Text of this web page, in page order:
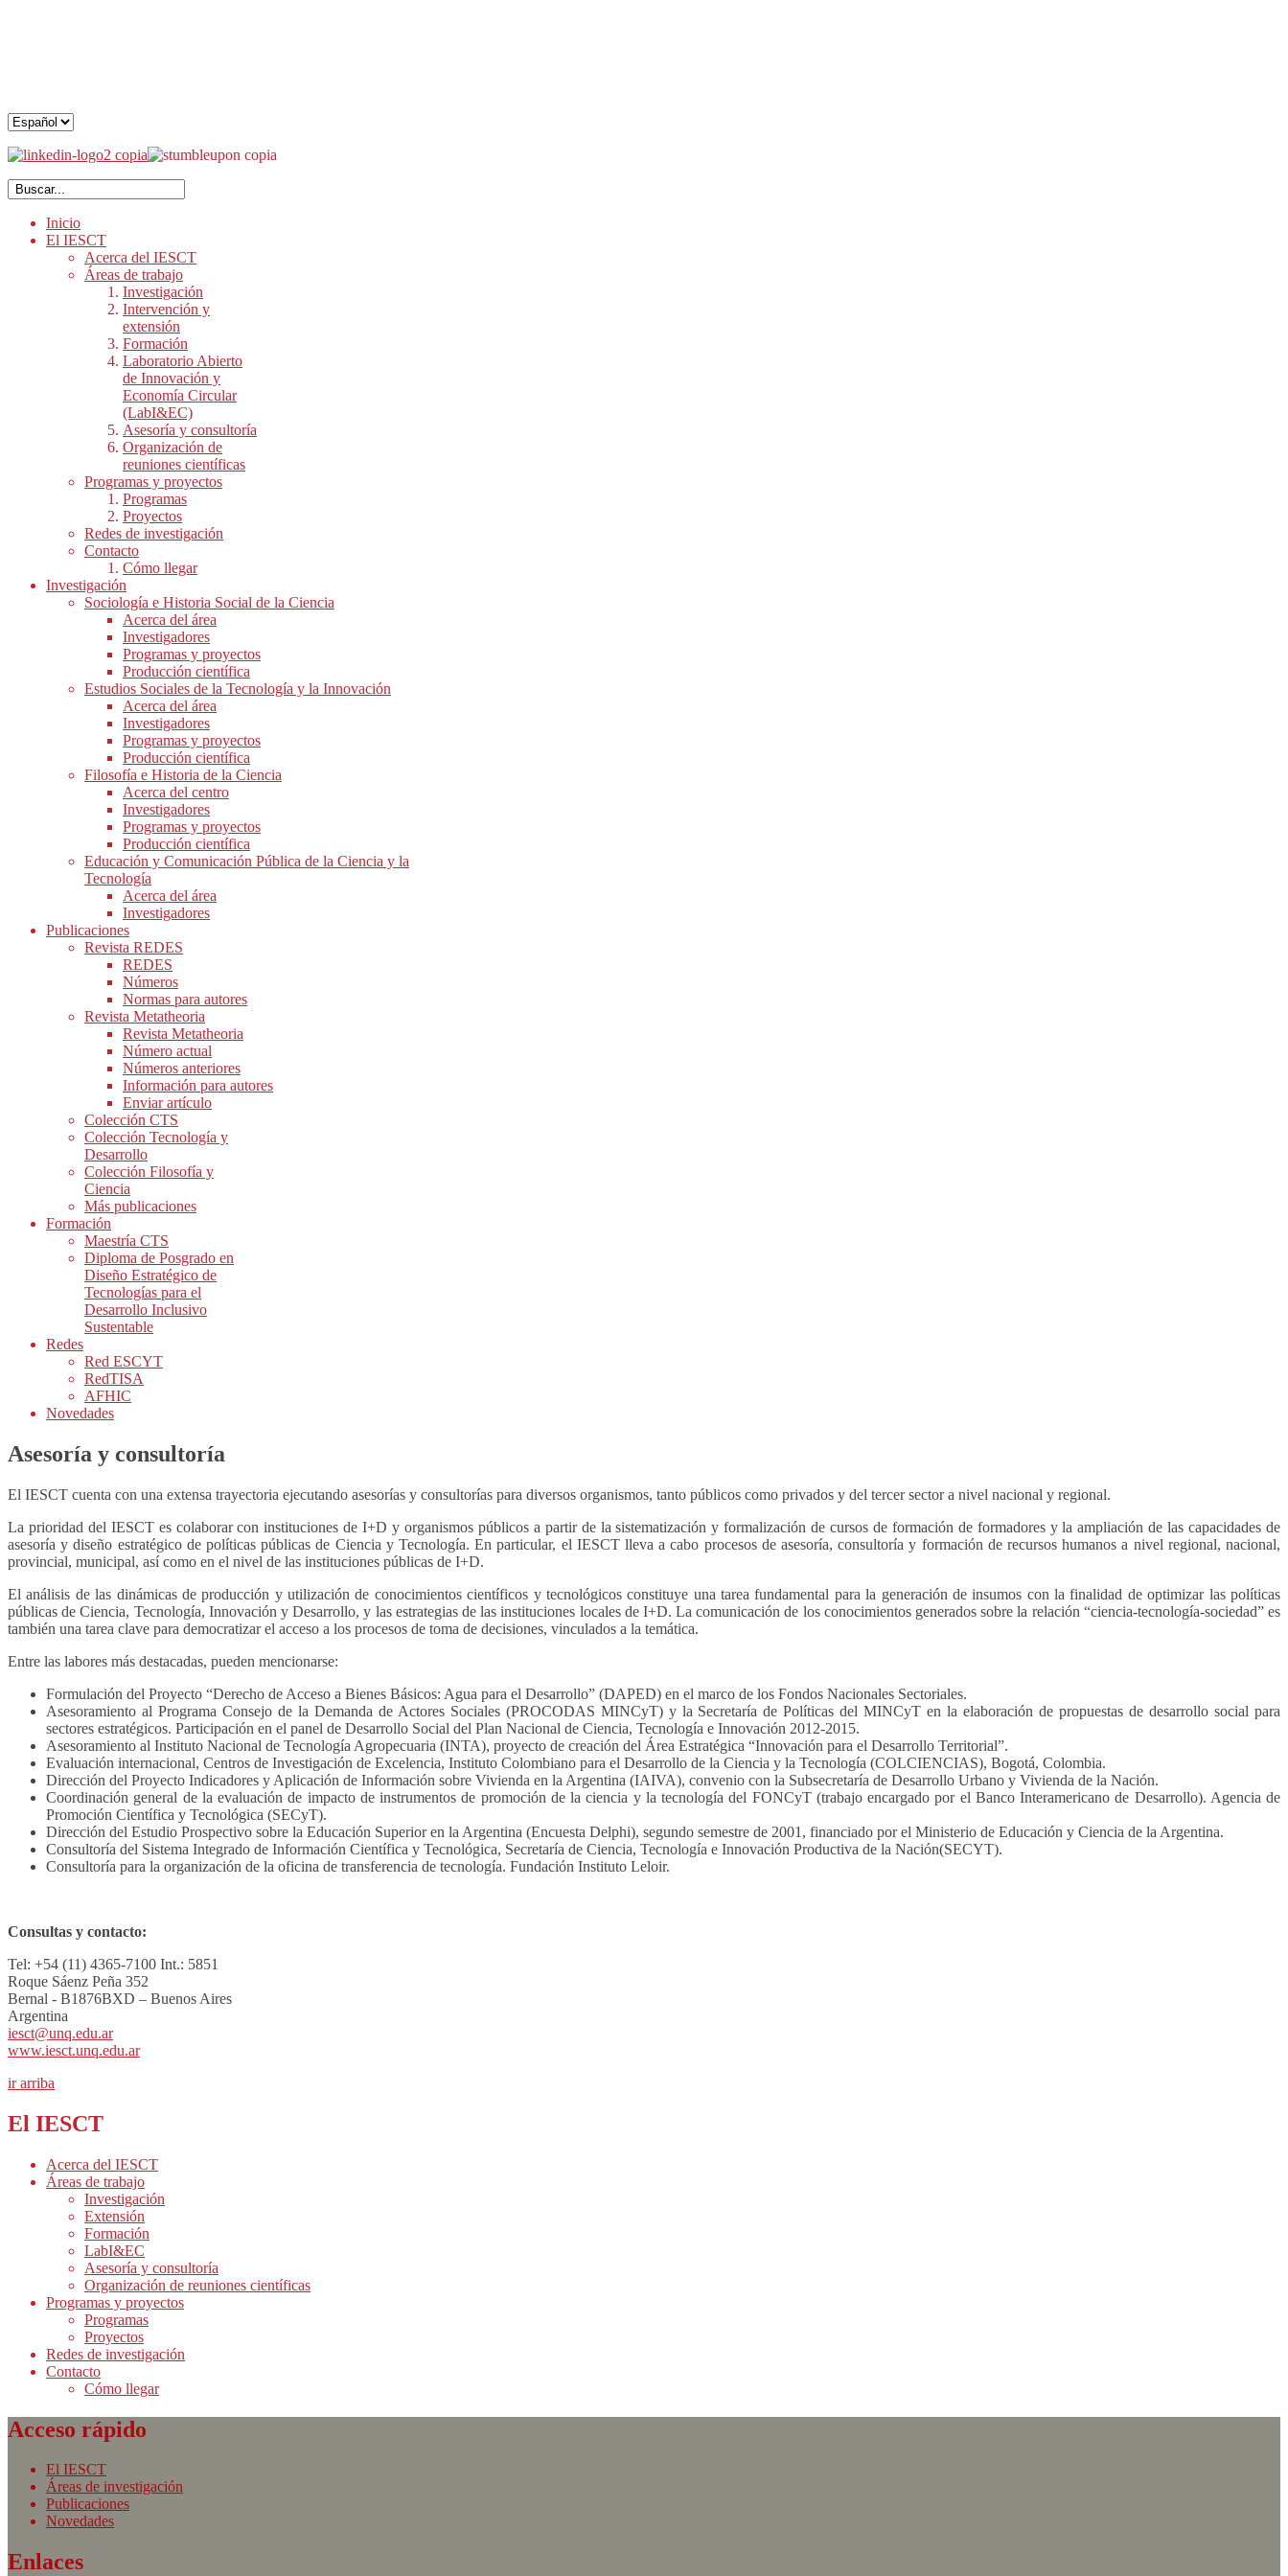
Inicio
El IESCT
Acerca del IESCT
Áreas de trabajo
Investigación
Intervención y
extensión
Formación
Laboratorio Abierto
de Innovación y
Economía Circular
(LabI&EC)
Asesoría y consultoría
Organización de
reuniones científicas
Programas y proyectos
Programas
Proyectos
Redes de investigación
Contacto
Cómo llegar
Investigación
Sociología e Historia Social de la Ciencia
Acerca del área
Investigadores
Programas y proyectos
Producción científica
Estudios Sociales de la Tecnología y la Innovación
Acerca del área
Investigadores
Programas y proyectos
Producción científica
Filosofía e Historia de la Ciencia
Acerca del centro
Investigadores
Programas y proyectos
Producción científica
Educación y Comunicación Pública de la Ciencia y la
Tecnología
Acerca del área
Investigadores
Publicaciones
Revista REDES
REDES
Números
Normas para autores
Revista Metatheoria
Revista Metatheoria
Número actual
Números anteriores
Información para autores
Enviar artículo
Colección CTS
Colección Tecnología y
Desarrollo
Colección Filosofía y
Ciencia
Más publicaciones
Formación
Maestría CTS
Diploma de Posgrado en
Diseño Estratégico de
Tecnologías para el
Desarrollo Inclusivo
Sustentable
Redes
Red ESCYT
RedTISA
AFHIC
Novedades
Asesoría y consultoría
El IESCT cuenta con una extensa trayectoria ejecutando asesorías y consultorías para diversos organismos, tanto públicos como privados y del tercer sector a nivel nacional y regional.
La prioridad del IESCT es colaborar con instituciones de I+D y organismos públicos a partir de la sistematización y formalización de cursos de formación de formadores y la ampliación de las capacidades de
asesoría y diseño estratégico de políticas públicas de Ciencia y Tecnología. En particular, el IESCT lleva a cabo procesos de asesoría, consultoría y formación de recursos humanos a nivel regional, nacional,
provincial, municipal, así como en el nivel de las instituciones públicas de I+D.
El análisis de las dinámicas de producción y utilización de conocimientos científicos y tecnológicos constituye una tarea fundamental para la generación de insumos con la finalidad de optimizar las políticas
públicas de Ciencia, Tecnología, Innovación y Desarrollo, y las estrategias de las instituciones locales de I+D. La comunicación de los conocimientos generados sobre la relación “ciencia-tecnología-sociedad” es
también una tarea clave para democratizar el acceso a los procesos de toma de decisiones, vinculados a la temática.
Entre las labores más destacadas, pueden mencionarse:
Formulación del Proyecto “Derecho de Acceso a Bienes Básicos: Agua para el Desarrollo” (DAPED) en el marco de los Fondos Nacionales Sectoriales.
Asesoramiento al Programa Consejo de la Demanda de Actores Sociales (PROCODAS MINCyT) y la Secretaría de Políticas del MINCyT en la elaboración de propuestas de desarrollo social para
sectores estratégicos. Participación en el panel de Desarrollo Social del Plan Nacional de Ciencia, Tecnología e Innovación 2012-2015.
Asesoramiento al Instituto Nacional de Tecnología Agropecuaria (INTA), proyecto de creación del Área Estratégica “Innovación para el Desarrollo Territorial”.
Evaluación internacional, Centros de Investigación de Excelencia, Instituto Colombiano para el Desarrollo de la Ciencia y la Tecnología (COLCIENCIAS), Bogotá, Colombia.
Dirección del Proyecto Indicadores y Aplicación de Información sobre Vivienda en la Argentina (IAIVA), convenio con la Subsecretaría de Desarrollo Urbano y Vivienda de la Nación.
Coordinación general de la evaluación de impacto de instrumentos de promoción de la ciencia y la tecnología del FONCyT (trabajo encargado por el Banco Interamericano de Desarrollo). Agencia de
Promoción Científica y Tecnológica (SECyT).
Dirección del Estudio Prospectivo sobre la Educación Superior en la Argentina (Encuesta Delphi), segundo semestre de 2001, financiado por el Ministerio de Educación y Ciencia de la Argentina.
Consultoría del Sistema Integrado de Información Científica y Tecnológica, Secretaría de Ciencia, Tecnología e Innovación Productiva de la Nación(SECYT).
Consultoría para la organización de la oficina de transferencia de tecnología. Fundación Instituto Leloir.
Consultas y contacto:
Tel: +54 (11) 4365-7100 Int.: 5851
Roque Sáenz Peña 352
Bernal - B1876BXD – Buenos Aires
Argentina
iesct@unq.edu.ar
www.iesct.unq.edu.ar
ir arriba
El IESCT
Acerca del IESCT
Áreas de trabajo
Investigación
Extensión
Formación
LabI&EC
Asesoría y consultoría
Organización de reuniones científicas
Programas y proyectos
Programas
Proyectos
Redes de investigación
Contacto
Cómo llegar
Acceso rápido
El IESCT
Áreas de investigación
Publicaciones
Novedades
Enlaces